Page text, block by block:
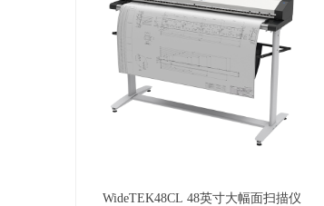
WideTEK48CL 48英寸大幅面扫描仪